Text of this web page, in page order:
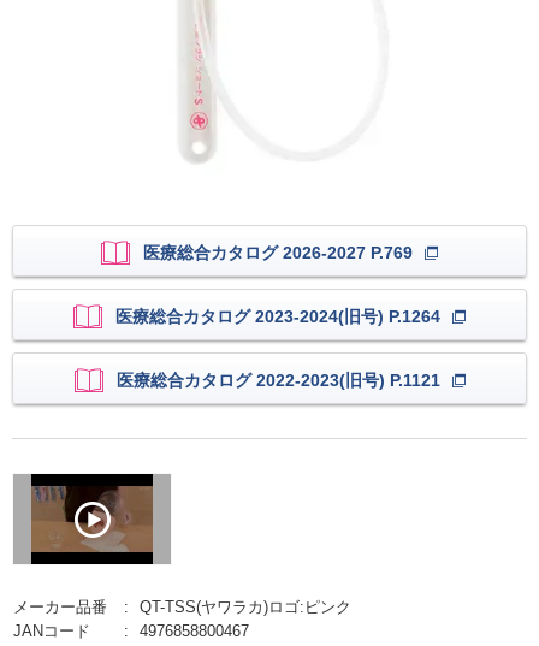
医療総合カタログ 2026-2027 P.769
医療総合カタログ 2023-2024(旧号) P.1264
医療総合カタログ 2022-2023(旧号) P.1121
メーカー品番
QT-TSS(ヤワラカ)ロゴ:ピンク
JANコード
4976858800467